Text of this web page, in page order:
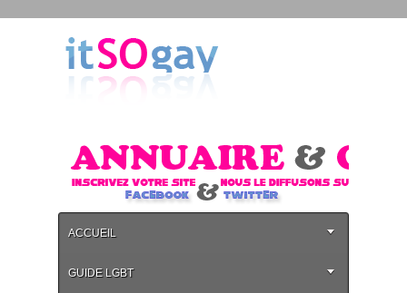
ACCUEIL
GUIDE LGBT